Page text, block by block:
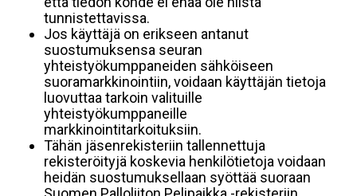
tunnistettavissa.
Jos käyttäjä on erikseen antanut
suostumuksensa seuran
yhteistyökumppaneiden sähköiseen
suoramarkkinointiin, voidaan käyttäjän tietoja
luovuttaa tarkoin valituille
yhteistyökumppaneille
markkinointitarkoituksiin.
Tähän jäsenrekisteriin tallennettuja
rekisteröityjä koskevia henkilötietoja voidaan
heidän suostumuksellaan syöttää suoraan